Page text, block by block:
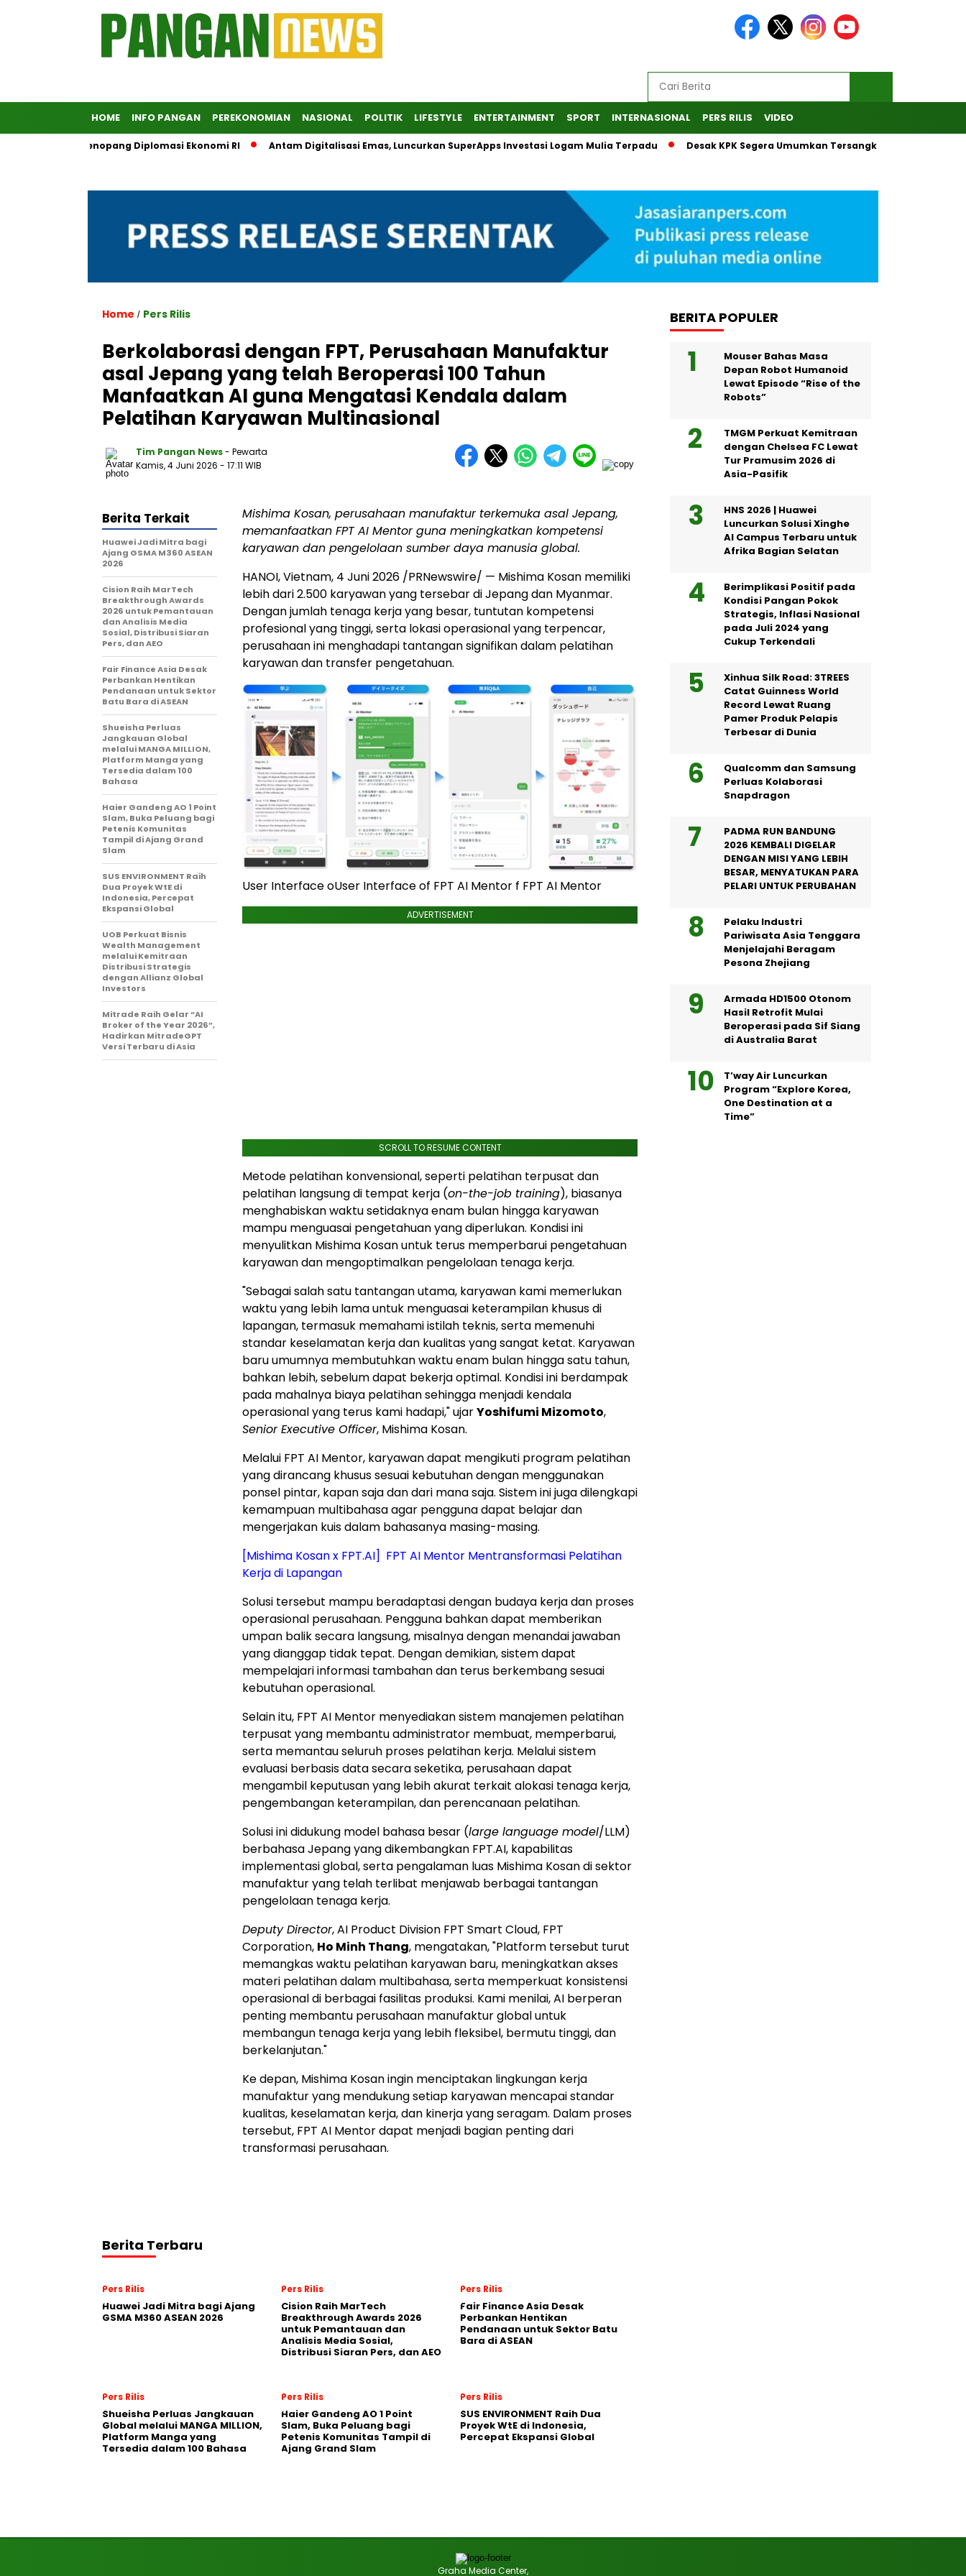
HOME INFO PANGAN PEREKONOMIAN NASIONAL POLITIK LIFESTYLE ENTERTAINMENT SPORT INTERNASIONAL PERS RILIS VIDEO
Jadi Penopang Diplomasi Ekonomi RI Antam Digitalisasi Emas, Luncurkan SuperApps Investasi Logam Mulia Terpadu Desak KPK Segera Umumkan Tersangka, MAKI Laporkan
Home / Pers Rilis
Berkolaborasi dengan FPT, Perusahaan Manufaktur
asal Jepang yang telah Beroperasi 100 Tahun
Manfaatkan AI guna Mengatasi Kendala dalam
Pelatihan Karyawan Multinasional
Tim Pangan News- Pewarta
Kamis, 4 Juni 2026 - 17:11 WIB
Mishima Kosan, perusahaan manufaktur terkemuka asal Jepang,
memanfaatkan FPT AI Mentor guna meningkatkan kompetensi
karyawan dan pengelolaan sumber daya manusia global.
HANOI, Vietnam, 4 Juni 2026 /PRNewswire/ — Mishima Kosan memiliki
lebih dari 2.500 karyawan yang tersebar di Jepang dan Myanmar.
Dengan jumlah tenaga kerja yang besar, tuntutan kompetensi
profesional yang tinggi, serta lokasi operasional yang terpencar,
perusahaan ini menghadapi tantangan signifikan dalam pelatihan
karyawan dan transfer pengetahuan.
User Interface oUser Interface of FPT AI Mentor f FPT AI Mentor
ADVERTISEMENT
SCROLL TO RESUME CONTENT
Metode pelatihan konvensional, seperti pelatihan terpusat dan
pelatihan langsung di tempat kerja (on-the-job training), biasanya
menghabiskan waktu setidaknya enam bulan hingga karyawan
mampu menguasai pengetahuan yang diperlukan. Kondisi ini
menyulitkan Mishima Kosan untuk terus memperbarui pengetahuan
karyawan dan mengoptimalkan pengelolaan tenaga kerja.
"Sebagai salah satu tantangan utama, karyawan kami memerlukan
waktu yang lebih lama untuk menguasai keterampilan khusus di
lapangan, termasuk memahami istilah teknis, serta memenuhi
standar keselamatan kerja dan kualitas yang sangat ketat. Karyawan
baru umumnya membutuhkan waktu enam bulan hingga satu tahun,
bahkan lebih, sebelum dapat bekerja optimal. Kondisi ini berdampak
pada mahalnya biaya pelatihan sehingga menjadi kendala
operasional yang terus kami hadapi," ujarYoshifumi Mizomoto,
Senior Executive Officer, Mishima Kosan.
Melalui FPT AI Mentor, karyawan dapat mengikuti program pelatihan
yang dirancang khusus sesuai kebutuhan dengan menggunakan
ponsel pintar, kapan saja dan dari mana saja. Sistem ini juga dilengkapi
kemampuan multibahasa agar pengguna dapat belajar dan
mengerjakan kuis dalam bahasanya masing-masing.
[Mishima Kosan x FPT.AI] FPT AI Mentor Mentransformasi Pelatihan
Kerja di Lapangan
Solusi tersebut mampu beradaptasi dengan budaya kerja dan proses
operasional perusahaan. Pengguna bahkan dapat memberikan
umpan balik secara langsung, misalnya dengan menandai jawaban
yang dianggap tidak tepat. Dengan demikian, sistem dapat
mempelajari informasi tambahan dan terus berkembang sesuai
kebutuhan operasional.
Selain itu, FPT AI Mentor menyediakan sistem manajemen pelatihan
terpusat yang membantu administrator membuat, memperbarui,
serta memantau seluruh proses pelatihan kerja. Melalui sistem
evaluasi berbasis data secara seketika, perusahaan dapat
mengambil keputusan yang lebih akurat terkait alokasi tenaga kerja,
pengembangan keterampilan, dan perencanaan pelatihan.
Solusi ini didukung model bahasa besar (large language model/LLM)
berbahasa Jepang yang dikembangkan FPT.AI, kapabilitas
implementasi global, serta pengalaman luas Mishima Kosan di sektor
manufaktur yang telah terlibat menjawab berbagai tantangan
pengelolaan tenaga kerja.
Deputy Director, AI Product Division FPT Smart Cloud, FPT
Corporation, Ho Minh Thang, mengatakan, "Platform tersebut turut
memangkas waktu pelatihan karyawan baru, meningkatkan akses
materi pelatihan dalam multibahasa, serta memperkuat konsistensi
operasional di berbagai fasilitas produksi. Kami menilai, AI berperan
penting membantu perusahaan manufaktur global untuk
membangun tenaga kerja yang lebih fleksibel, bermutu tinggi, dan
berkelanjutan."
Ke depan, Mishima Kosan ingin menciptakan lingkungan kerja
manufaktur yang mendukung setiap karyawan mencapai standar
kualitas, keselamatan kerja, dan kinerja yang seragam. Dalam proses
tersebut, FPT AI Mentor dapat menjadi bagian penting dari
transformasi perusahaan.
Berita Terkait
Huawei Jadi Mitra bagi
Ajang GSMA M360 ASEAN
2026
Cision Raih MarTech
Breakthrough Awards
2026 untuk Pemantauan
dan Analisis Media
Sosial, Distribusi Siaran
Pers, dan AEO
Fair Finance Asia Desak
Perbankan Hentikan
Pendanaan untuk Sektor
Batu Bara di ASEAN
Shueisha Perluas
Jangkauan Global
melalui MANGA MILLION,
Platform Manga yang
Tersedia dalam 100
Bahasa
Haier Gandeng AO 1 Point
Slam, Buka Peluang bagi
Petenis Komunitas
Tampil di Ajang Grand
Slam
SUS ENVIRONMENT Raih
Dua Proyek WtE di
Indonesia, Percepat
Ekspansi Global
UOB Perkuat Bisnis
Wealth Management
melalui Kemitraan
Distribusi Strategis
dengan Allianz Global
Investors
Mitrade Raih Gelar “AI
Broker of the Year 2026”,
Hadirkan MitradeGPT
Versi Terbaru di Asia
Berita Terbaru
Pers Rilis
Huawei Jadi Mitra bagi Ajang
GSMA M360 ASEAN 2026
Pers Rilis
Cision Raih MarTech
Breakthrough Awards 2026
untuk Pemantauan dan
Analisis Media Sosial,
Distribusi Siaran Pers, dan AEO
Pers Rilis
Fair Finance Asia Desak
Perbankan Hentikan
Pendanaan untuk Sektor Batu
Bara di ASEAN
Pers Rilis
Shueisha Perluas Jangkauan
Global melalui MANGA MILLION,
Platform Manga yang
Tersedia dalam 100 Bahasa
Pers Rilis
Haier Gandeng AO 1 Point
Slam, Buka Peluang bagi
Petenis Komunitas Tampil di
Ajang Grand Slam
Pers Rilis
SUS ENVIRONMENT Raih Dua
Proyek WtE di Indonesia,
Percepat Ekspansi Global
BERITA POPULER
Mouser Bahas Masa
Depan Robot Humanoid
Lewat Episode “Rise of the
Robots”
TMGM Perkuat Kemitraan
dengan Chelsea FC Lewat
Tur Pramusim 2026 di
Asia-Pasifik
HNS 2026 | Huawei
Luncurkan Solusi Xinghe
AI Campus Terbaru untuk
Afrika Bagian Selatan
Berimplikasi Positif pada
Kondisi Pangan Pokok
Strategis, Inflasi Nasional
pada Juli 2024 yang
Cukup Terkendali
Xinhua Silk Road: 3TREES
Catat Guinness World
Record Lewat Ruang
Pamer Produk Pelapis
Terbesar di Dunia
Qualcomm dan Samsung
Perluas Kolaborasi
Snapdragon
PADMA RUN BANDUNG
2026 KEMBALI DIGELAR
DENGAN MISI YANG LEBIH
BESAR, MENYATUKAN PARA
PELARI UNTUK PERUBAHAN
Pelaku Industri
Pariwisata Asia Tenggara
Menjelajahi Beragam
Pesona Zhejiang
Armada HD1500 Otonom
Hasil Retrofit Mulai
Beroperasi pada Sif Siang
di Australia Barat
T’way Air Luncurkan
Program “Explore Korea,
One Destination at a
Time”
Graha Media Center,